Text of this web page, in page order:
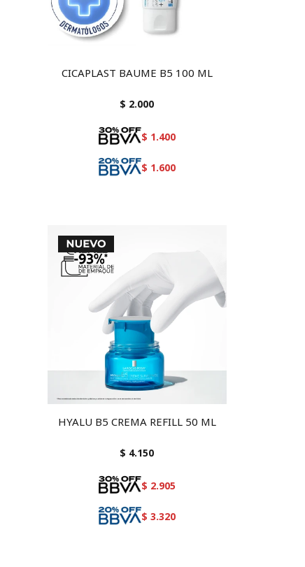
CICAPLAST BAUME B5 100 ML
$ 2.000
$ 1.400
$ 1.600
HYALU B5 CREMA REFILL 50 ML
$ 4.150
$ 2.905
$ 3.320